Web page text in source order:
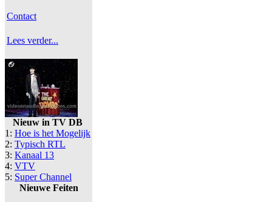
Contact
Lees verder...
Nieuw in TV DB
1: Hoe is het Mogelijk
2: Typisch RTL
3: Kanaal 13
4: VTV
5: Super Channel
Nieuwe Feiten